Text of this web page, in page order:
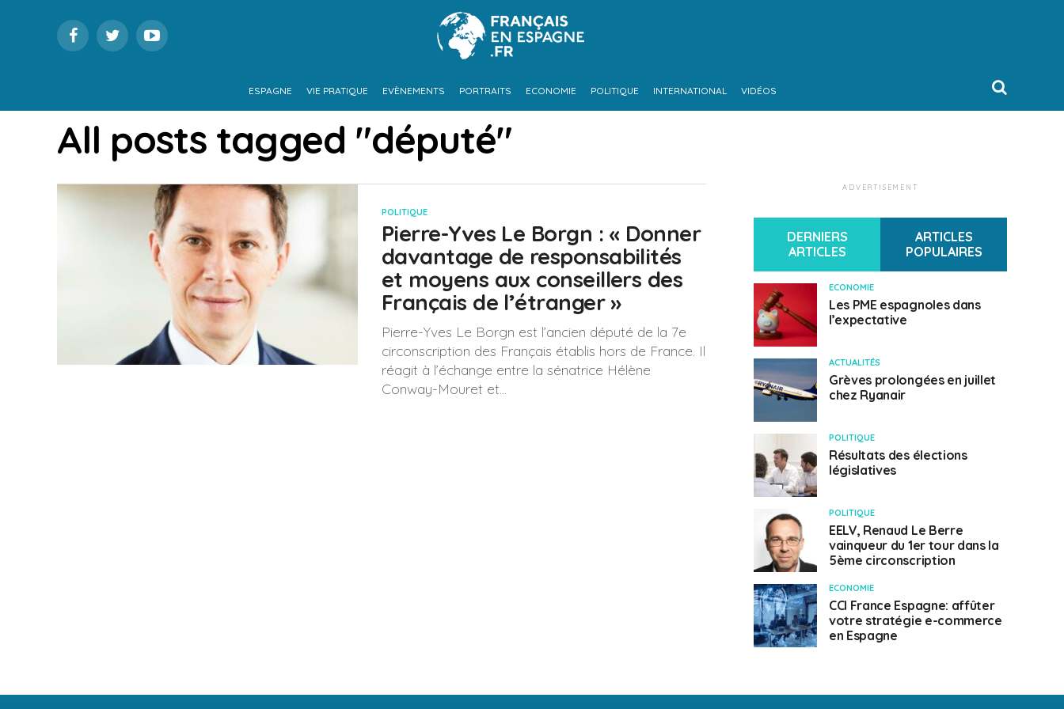
ESPAGNE VIE PRATIQUE EVÈNEMENTS PORTRAITS ECONOMIE POLITIQUE INTERNATIONAL VIDÉOS
All posts tagged "député"
POLITIQUE
Pierre-Yves Le Borgn : « Donner
davantage de responsabilités
et moyens aux conseillers des
Français de l’étranger »
Pierre-Yves Le Borgn est l’ancien député de la 7e
circonscription des Français établis hors de France. Il
réagit à l’échange entre la sénatrice Hélène
Conway-Mouret et...
ADVERTISEMENT
DERNIERS
ARTICLES
ARTICLES
POPULAIRES
ECONOMIE
Les PME espagnoles dans
l’expectative
ACTUALITÉS
Grèves prolongées en juillet
chez Ryanair
POLITIQUE
Résultats des élections
législatives
POLITIQUE
EELV, Renaud Le Berre
vainqueur du 1er tour dans la
5ème circonscription
ECONOMIE
CCI France Espagne: affûter
votre stratégie e-commerce
en Espagne